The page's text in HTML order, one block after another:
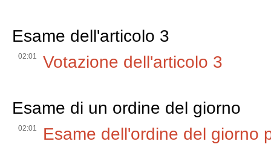
Esame dell'articolo 3
02:01 Votazione dell'articolo 3
Esame di un ordine del giorno
02:01
Esame dell'ordine del giorno